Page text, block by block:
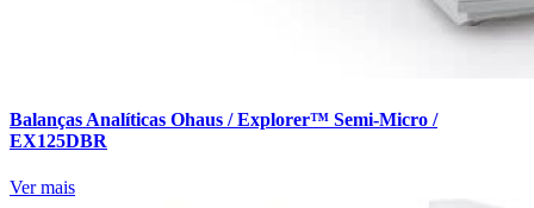
Balanças Analíticas Ohaus / Explorer™ Semi-Micro /
EX125DBR
Ver mais